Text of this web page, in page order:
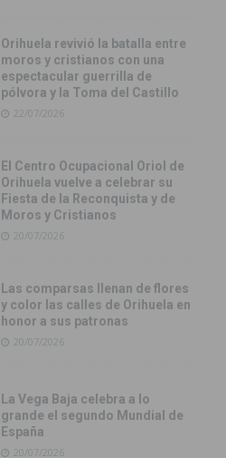
Orihuela revivió la batalla entre
moros y cristianos con una
espectacular guerrilla de
pólvora y la Toma del Castillo
22/07/2026
El Centro Ocupacional Oriol de
Orihuela vuelve a celebrar su
Fiesta de la Reconquista y de
Moros y Cristianos
20/07/2026
Las comparsas llenan de flores
y color las calles de Orihuela en
honor a sus patronas
20/07/2026
La Vega Baja celebra a lo
grande el segundo Mundial de
España
20/07/2026